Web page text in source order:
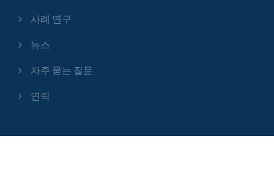
사례 연구
뉴스
자주 묻는 질문
연락